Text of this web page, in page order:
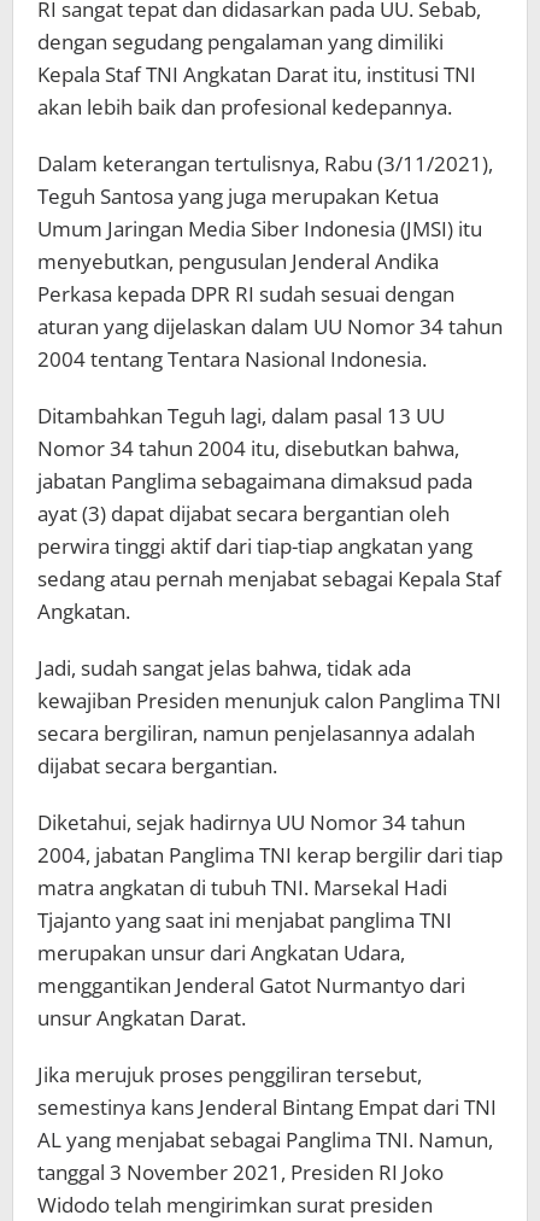
RI sangat tepat dan didasarkan pada UU. Sebab,
dengan segudang pengalaman yang dimiliki
Kepala Staf TNI Angkatan Darat itu, institusi TNI
akan lebih baik dan profesional kedepannya.
Dalam keterangan tertulisnya, Rabu (3/11/2021),
Teguh Santosa yang juga merupakan Ketua
Umum Jaringan Media Siber Indonesia (JMSI) itu
menyebutkan, pengusulan Jenderal Andika
Perkasa kepada DPR RI sudah sesuai dengan
aturan yang dijelaskan dalam UU Nomor 34 tahun
2004 tentang Tentara Nasional Indonesia.
Ditambahkan Teguh lagi, dalam pasal 13 UU
Nomor 34 tahun 2004 itu, disebutkan bahwa,
jabatan Panglima sebagaimana dimaksud pada
ayat (3) dapat dijabat secara bergantian oleh
perwira tinggi aktif dari tiap-tiap angkatan yang
sedang atau pernah menjabat sebagai Kepala Staf
Angkatan.
Jadi, sudah sangat jelas bahwa, tidak ada
kewajiban Presiden menunjuk calon Panglima TNI
secara bergiliran, namun penjelasannya adalah
dijabat secara bergantian.
Diketahui, sejak hadirnya UU Nomor 34 tahun
2004, jabatan Panglima TNI kerap bergilir dari tiap
matra angkatan di tubuh TNI. Marsekal Hadi
Tjajanto yang saat ini menjabat panglima TNI
merupakan unsur dari Angkatan Udara,
menggantikan Jenderal Gatot Nurmantyo dari
unsur Angkatan Darat.
Jika merujuk proses penggiliran tersebut,
semestinya kans Jenderal Bintang Empat dari TNI
AL yang menjabat sebagai Panglima TNI. Namun,
tanggal 3 November 2021, Presiden RI Joko
Widodo telah mengirimkan surat presiden